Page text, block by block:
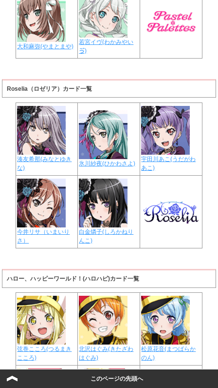
大和麻弥(やまとまや)
若宮イヴ(わかみやい
ゔ)
Roselia（ロゼリア）カード一覧
湊友希那(みなとゆき
な)
氷川紗夜(ひかわさよ)
宇田川あこ(うだがわ
あこ)
今井リサ（いまいり
さ）
白金燐子(しろかねり
んこ)
ハロー、ハッピーワールド！(ハロハピ)カード一覧
弦巻こころ(つるまき
こころ)
北沢はぐみ(きたざわ
はぐみ)
松原花音(まつばらか
のん)
このページの先頭へ